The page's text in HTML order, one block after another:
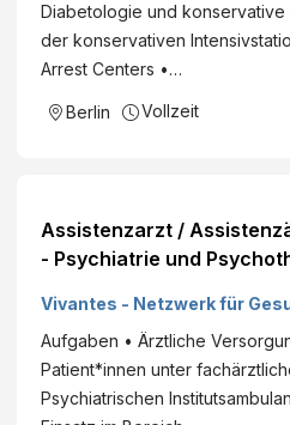
Diabetologie und konservative
der konservativen
Arrest Centers •…
Berlin Vollzeit
Assistenzarzt /
- Psychiatrie und
Vivantes - Netzwerk für
Aufgaben • Ärztliche
Patient*innen unter
Psychiatrischen